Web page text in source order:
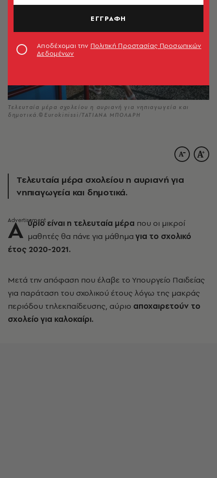
Τελευταία μέρα σχολείου η αυριανή για νηπιαγωγεία και
δημοτικά.©Eurokinissi/ΤΑΤΙΑΝΑ ΜΠΟΛΑΡΗ
Τελευταία μέρα σχολείου η αυριανή για
νηπιαγωγεία και δημοτικά.
Α ύριο είναι η τελευταία μέρα που οι μικροί
μαθητές θα πάνε για μάθημα για το σχολικό
έτος 2020-2021.
Μετά την απόφαση που έλαβε το Υπουργείο Παιδείας
για παράταση του σχολικού έτους λόγω της μακράς
περιόδου τηλεκπαίδευσης, αύριο αποχαιρετούν το
σχολείο για καλοκαίρι.
ΕΓΓΡΑΦΗ
Αποδέχομαι την Πολιτική Προστασίας Προσωπικών
Δεδομένων